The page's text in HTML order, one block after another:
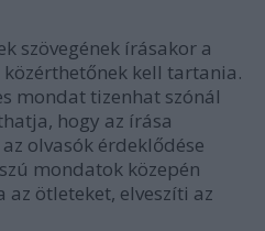
szövegének írásakor a
kell tartania.
mondat tizenhat szónál
hogy az írása
olvasók érdeklődése
mondatok közepén
ötleteket, elveszíti az